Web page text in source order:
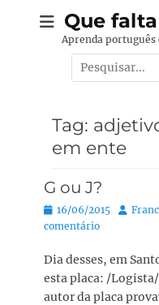
Que
Aprenda português
Pesquisar
por:
Tag:
em ente
G ou J?
Posted
on
16/06/2015 Autor:
comentário
Dia desses, em
esta placa: /
autor da placa